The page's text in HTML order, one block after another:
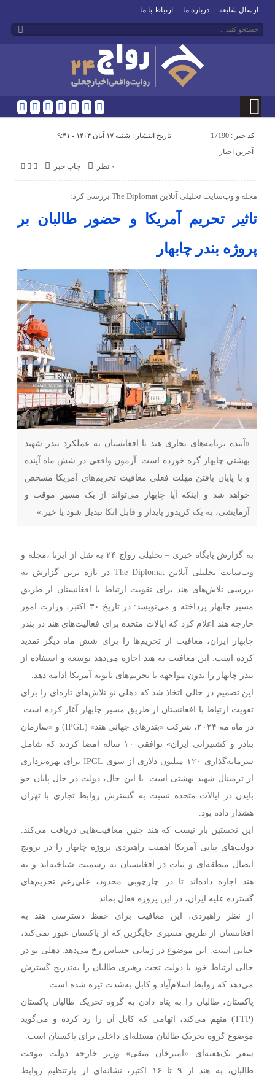
ارسال شایعه درباره ما ارتباط با ما
کد خبر : 17190 تاریخ انتشار : شنبه ۱۷ آبان ۱۴۰۴ - ۹:۴۱
چاپ خبر ۰ نظر
آخرین اخبار
مجله و وب‌سایت تحلیلی آنلاین The Diplomat بررسی کرد:
تاثیر تحریم‌ آمریکا و حضور طالبان بر
پروژه بندر چابهار
«آینده برنامه‌های تجاری هند با افغانستان به عملکرد بندر شهید
بهشتی چابهار گره خورده است. آزمون واقعی در شش ماه آینده
و با پایان یافتن مهلت فعلی معافیت تحریم‌های آمریکا مشخص
خواهد شد و اینکه آیا چابهار می‌تواند از یک مسیر موقت و
آزمایشی، به یک کریدور پایدار و قابل اتکا تبدیل شود یا خیر.»
به گزارش پایگاه خبری – تحلیلی رواج ۲۴ به نقل از ایرنا ،مجله و
وب‌سایت تحلیلی آنلاین The Diplomat در تازه ترین گزارش به
بررسی تلاش‌های هند برای تقویت ارتباط با افغانستان از طریق
مسیر چابهار پرداخته و می‌نویسد: در تاریخ ۳۰ اکتبر، وزارت امور
خارجه هند اعلام کرد که ایالات متحده برای فعالیت‌های هند در بندر
چابهار ایران، معافیت از تحریم‌ها را برای شش ماه دیگر تمدید
کرده است. این معافیت به هند اجازه می‌دهد توسعه و استفاده از
بندر چابهار را بدون مواجهه با تحریم‌های ثانویه آمریکا ادامه دهد.
این تصمیم در حالی اتخاذ شد که دهلی نو تلاش‌های تازه‌ای را برای
تقویت ارتباط با افغانستان از طریق مسیر چابهار آغاز کرده است.
در ماه مه ۲۰۲۴، شرکت «بندرهای جهانی هند» (IPGL) و «سازمان
بنادر و کشتیرانی ایران» توافقی ۱۰ ساله امضا کردند که شامل
سرمایه‌گذاری ۱۲۰ میلیون دلاری از سوی IPGL برای بهره‌برداری
از ترمینال شهید بهشتی است. با این حال، دولت در حال پایان جو
بایدن در ایالات متحده نسبت به گسترش روابط تجاری با تهران
هشدار داده بود.
این نخستین بار نیست که هند چنین معافیت‌هایی دریافت می‌کند.
دولت‌های پیاپی آمریکا اهمیت راهبردی پروژه چابهار را در ترویج
اتصال منطقه‌ای و ثبات در افغانستان به رسمیت شناخته‌اند و به
هند اجازه داده‌اند تا در چارچوبی محدود، علی‌رغم تحریم‌های
گسترده علیه ایران، در این پروژه فعال بماند.
از نظر راهبردی، این معافیت برای حفظ دسترسی هند به
افغانستان از طریق مسیری جایگزین که از پاکستان عبور نمی‌کند،
حیاتی است. این موضوع در زمانی حساس رخ می‌دهد: دهلی نو در
حالی ارتباط خود با دولت تحت رهبری طالبان را به‌تدریج گسترش
می‌دهد که روابط اسلام‌آباد و کابل به‌شدت تیره شده است.
پاکستان، طالبان را به پناه دادن به گروه تحریک طالبان پاکستان
(TTP) متهم می‌کند، اتهامی که کابل آن را رد کرده و می‌گوید
موضوع گروه تحریک طالبان مسئله‌ای داخلی برای پاکستان است.
سفر یک‌هفته‌ای «امیرخان متقی» وزیر خارجه دولت موقت
طالبان، به هند از ۹ تا ۱۶ اکتبر، نشانه‌ای از بازتنظیم روابط